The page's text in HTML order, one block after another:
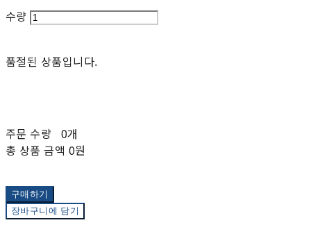
수량
품절된 상품입니다.
주문 수량 0개
총 상품 금액 0원
구매하기
장바구니에 담기